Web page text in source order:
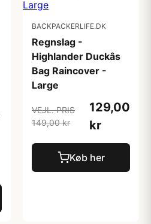
BACKPACKERLIFE.DK
Regnslag -
Highlander Duckâs
Bag Raincover -
Large
VEJL. PRIS
149,00 kr
129,00
kr
Køb her